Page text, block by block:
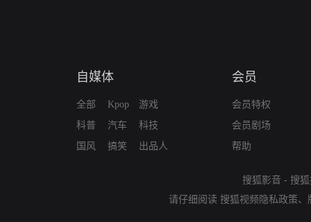
自媒体
全部
科普
国风
Kpop
汽车
搞笑
游戏
科技
出品人
会员
会员特权
会员剧场
帮助
搜狐影音 - 搜
请仔细阅读 搜狐视频隐私政策、